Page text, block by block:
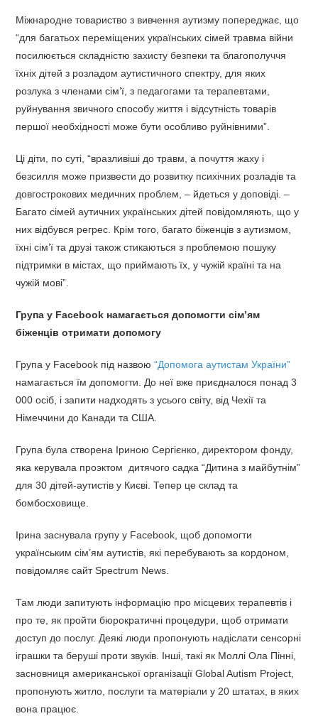
Міжнародне товариство з вивчення аутизму попереджає, що
“для багатьох переміщених українських сімей травма війни
посилюється складністю захисту безпеки та благополуччя
їхніх дітей з розладом аутистичного спектру, для яких
розлука з членами сім’ї, з педагогами та терапевтами,
руйнування звичного способу життя і відсутність товарів
першої необхідності може бути особливо руйнівними”.
Ці діти, по суті, “вразливіші до травм, а почуття жаху і
безсилля може призвести до розвитку психічних розладів та
довгострокових медичних проблем, – йдеться у доповіді. –
Багато сімей аутичних українських дітей повідомляють, що у
них відбувся регрес. Крім того, багато біженців з аутизмом,
їхні сім’ї та друзі також стикаються з проблемою пошуку
підтримки в містах, що приймають їх, у чужій країні та на
чужій мові”.
Група у Facebook намагається допомогти сім’ям
біженців отримати допомогу
Група у Facebook під назвою“Допомога аутистам України”
намагається їм допомогти. До неї вже приєдналося понад 3
000 осіб, і запити надходять з усього світу, від Чехії та
Німеччини до Канади та США.
Група була створена Іриною Сергієнко, директором фонду,
яка керувала проэктом дитячого садка “Дитина з майбутнім”
для 30 дітей-аутистів у Києві. Тепер це склад та
бомбосховище.
Ірина заснувала групу у Facebook, щоб допомогти
українським сім’ям аутистів, які перебувають за кордоном,
повідомляє сайт Spectrum News.
Там люди запитують інформацію про місцевих терапевтів і
про те, як пройти бюрократичні процедури, щоб отримати
доступ до послуг. Деякі люди пропонують надіслати сенсорні
іграшки та беруші проти звуків. Інші, такі як Моллі Ола Пінні,
засновниця американської організації Global Autism Project,
пропонують житло, послуги та матеріали у 20 штатах, в яких
вона працює.